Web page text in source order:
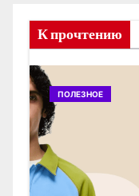
К прочтению
ПОЛЕЗНОЕ